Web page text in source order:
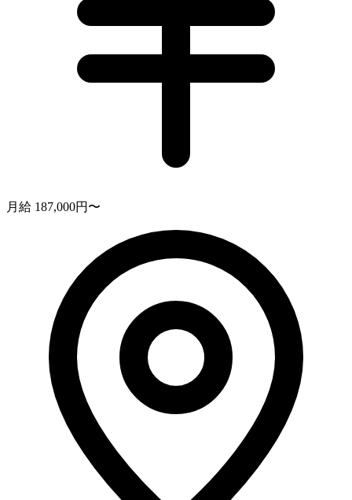
月給 187,000円〜